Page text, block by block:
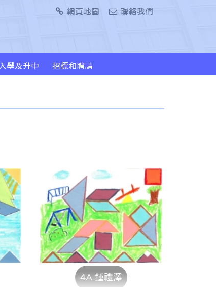
網頁地圖 聯絡我們
入學及升中 招標和聘請
4A 鍾禮澤